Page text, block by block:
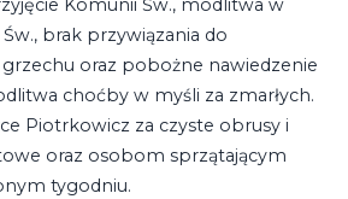
Komunii Św., modlitwa w
brak przywiązania do
oraz pobożne nawiedzenie
choćby w myśli za zmarłych.
Piotrkowicz za czyste obrusy i
oraz osobom sprzątającym
tygodniu.